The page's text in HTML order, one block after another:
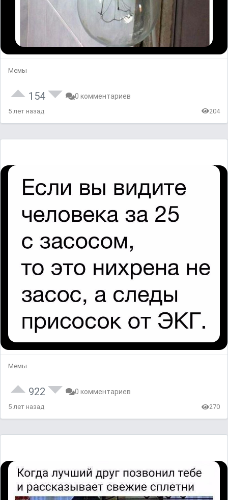
Мемы
154 0 комментариев
5 лет назад 204
Мемы
922 0 комментариев
5 лет назад 270